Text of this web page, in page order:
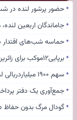
* حضور پرشور لنده در
* جاماندگان اربعین
* حماسه شب‌های اقتدار
* برپایی۱۲موکب برای زائرین وجاماندگان اربعین در مسیر امام زاده عمادالدین ولی(ع) روستای مونه
* سهم ۱۹۰۰ میلیاردریالی لنده از اعتبارات استانی
* جمع‌آوری یک دفتر
* گودال مرگ بدون حفاظ